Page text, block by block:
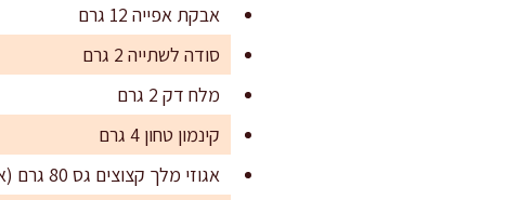
אבקת אפייה 12 גרם
סודה לשתייה 2 גרם
מלח דק 2 גרם
קינמון טחון 4 גרם
אגוזי מלך קצוצים גס 80 גרם (אופציונלי)